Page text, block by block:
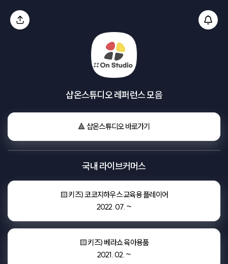
샵온스튜디오 레퍼런스 모음
🔺 샵온스튜디오 바로가기
국내 라이브커머스
🟨 키즈) 코코지하우스 교육용 플레이어
2022. 07. ~
🟨 키즈) 베라쇼 육아용품
2021. 02. ~